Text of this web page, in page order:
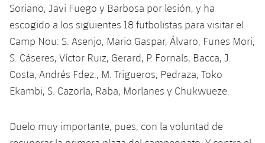
Clasificaciones
Actualidad
Calendario
Clasificaciones
Voleibol
plusicon
más
Noticias
Voleibol masculino
Apúntate a las amateurs
plusicon
más
Apúntate a las amateurs
PLUSICON
MÁS
Soriano, Javi Fuego y Barbosa por lesión, y ha
escogido a los siguientes 18 futbolistas para visitar el
Camp Nou: S. Asenjo, Mario Gaspar, Álvaro, Funes Mori,
S. Cáseres, Víctor Ruiz, Gerard, P. Fornals, Bacca, J.
Costa, Andrés Fdez., M. Trigueros, Pedraza, Toko
Ekambi, S. Cazorla, Raba, Morlanes y Chukwueze.
Duelo muy importante, pues, con la voluntad de